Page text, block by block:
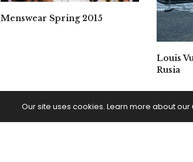
Menswear Spring 2015
Louis
Rusia
Our site uses cookies. Learn more about our